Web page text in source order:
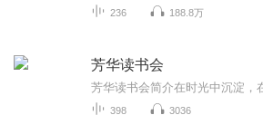
236 188.8万
芳华读书会
398 3036